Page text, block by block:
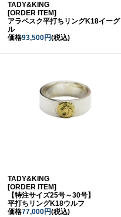
TADY&KING
[ORDER ITEM]
アラベスク平打ちリングK18イーグ
ル
価格93,500円(税込)
TADY&KING
[ORDER ITEM]
【特注サイズ25号～30号】
平打ちリングK18ウルフ
価格77,000円(税込)